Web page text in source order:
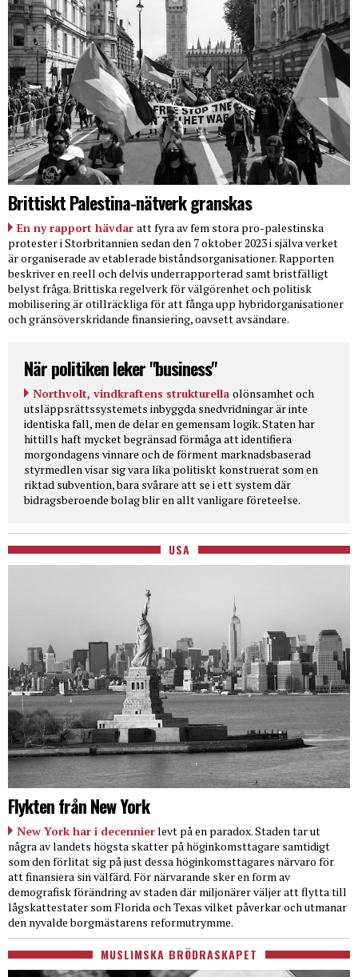
Brittiskt Palestina-nätverk granskas
En ny rapport hävdar att fyra av fem stora pro-palestinska
protester i Storbritannien sedan den 7 oktober 2023 i själva verket
är organiserade av etablerade biståndsorganisationer. Rapporten
beskriver en reell och delvis underrapporterad samt bristfälligt
belyst fråga. Brittiska regelverk för välgörenhet och politisk
mobilisering är otillräckliga för att fånga upp hybridorganisationer
och gränsöverskridande finansiering, oavsett avsändare.
När politiken leker "business"
Northvolt, vindkraftens strukturella olönsamhet och
utsläppsrättssystemets inbyggda snedvridningar är inte
identiska fall, men de delar en gemensam logik. Staten har
hittills haft mycket begränsad förmåga att identifiera
morgondagens vinnare och de förment marknadsbaserad
styrmedlen visar sig vara lika politiskt konstruerat som en
riktad subvention, bara svårare att se i ett system där
bidragsberoende bolag blir en allt vanligare företeelse.
USA
Flykten från New York
New York har i decennierlevt på en paradox. Staden tar ut
några av landets högsta skatter på höginkomsttagare samtidigt
som den förlitat sig på just dessa höginkomsttagares närvaro för
att finansiera sin välfärd. För närvarande sker en form av
demografisk förändring av staden där miljonärer väljer att flytta till
lågskattestater som Florida och Texas vilket påverkar och utmanar
den nyvalde borgmästarens reformutrymme.
MUSLIMSKA BRÖDRASKAPET